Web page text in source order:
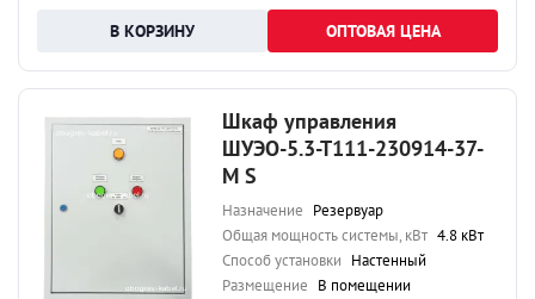
ОПТОВАЯ ЦЕНА
Шкаф управления
ШУЭО-5.3-Т111-230914-37-
М S
Назначение Резервуар
Общая мощность системы, кВт 4.8 кВт
Способ установки Настенный
Размещение В помещении